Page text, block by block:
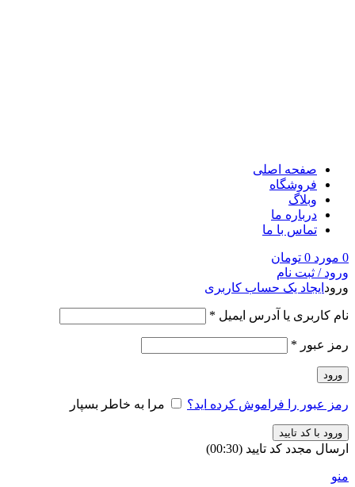
صفحه اصلی
فروشگاه
وبلاگ
درباره ما
تماس با ما
0 مورد 0 تومان
ورود / ثبت نام
ورود ایجاد یک حساب کاربری
نام کاربری یا آدرس ایمیل *
رمز عبور *
ورود
رمز عبور را فراموش کرده اید؟ مرا به خاطر بسپار
ورود با کد تایید
ارسال مجدد کد تایید (00:
30
)
منو